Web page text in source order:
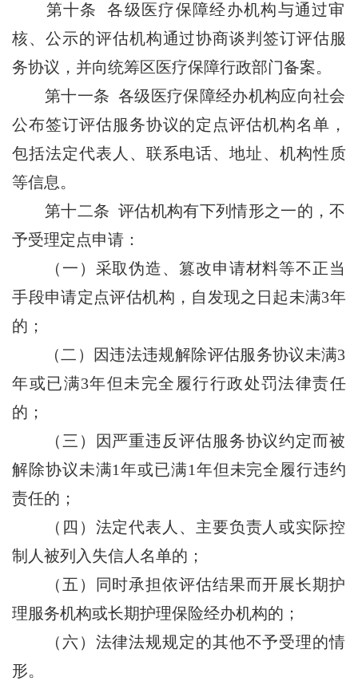
第十条 各级医疗保障经办机构与通过审
核、公示的评估机构通过协商谈判签订评估服
务协议，并向统筹区医疗保障行政部门备案。
第十一条 各级医疗保障经办机构应向社会
公布签订评估服务协议的定点评估机构名单，
包括法定代表人、联系电话、地址、机构性质
等信息。
第十二条 评估机构有下列情形之一的，不
予受理定点申请：
（一）采取伪造、篡改申请材料等不正当
手段申请定点评估机构，自发现之日起未满3年
的；
（二）因违法违规解除评估服务协议未满3
年或已满3年但未完全履行行政处罚法律责任
的；
（三）因严重违反评估服务协议约定而被
解除协议未满1年或已满1年但未完全履行违约
责任的；
（四）法定代表人、主要负责人或实际控
制人被列入失信人名单的；
（五）同时承担依评估结果而开展长期护
理服务机构或长期护理保险经办机构的；
（六）法律法规规定的其他不予受理的情
形。